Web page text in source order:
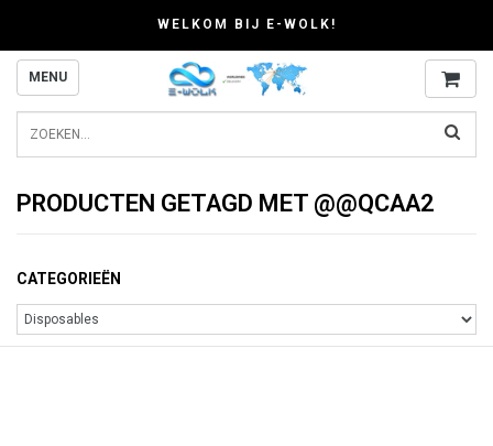
WELKOM BIJ E-WOLK!
MENU
PRODUCTEN GETAGD MET @@QCAA2
CATEGORIEËN